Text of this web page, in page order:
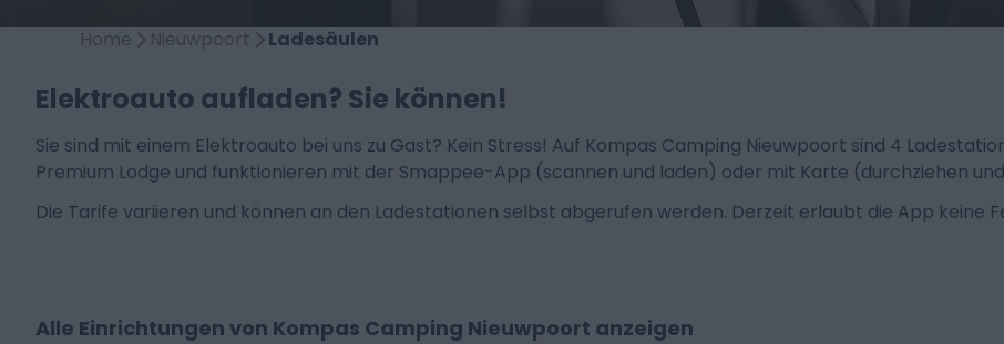
Home Nieuwpoort Ladesäulen
Elektroauto aufladen? Sie können!
Sie sind mit einem Elektroauto bei uns zu Gast? Kein Stress! Auf Kompas Camping Nieuwpoort sind 4
Premium Lodge und funktionieren mit der Smappee-App (scannen und laden) oder mit Karte (durchziehen
Die Tarife variieren und können an den Ladestationen selbst abgerufen werden. Derzeit erlaubt die App keine
Alle Einrichtungen von Kompas Camping Nieuwpoort anzeigen